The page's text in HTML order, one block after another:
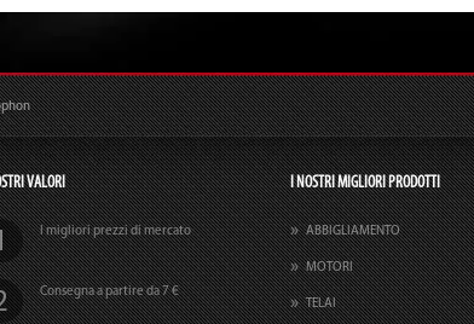
VALORI
I migliori prezzi di mercato
Consegna a partire da 7 €
I NOSTRI MIGLIORI PRODOTTI
ABBIGLIAMENTO
MOTORI
TELAI